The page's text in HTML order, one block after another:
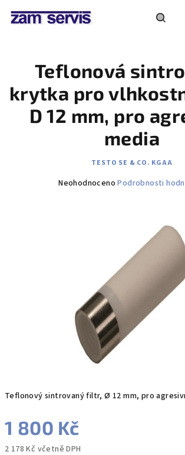
Teflonový sintrovaný filtr, Ø 12 mm, pro
1 800 Kč
2 178 Kč včetně DPH
Teflonová
krytka pro
D 12 mm, pro
media
TESTO SE & CO. KGAA
Průměrné
Neohodnoceno Podrobnosti